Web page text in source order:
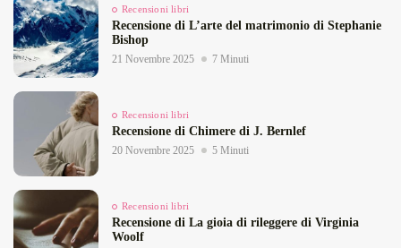
Recensioni libri
Recensione di L’arte del matrimonio di Stephanie
Bishop
21 Novembre 2025 7 Minuti
Recensioni libri
Recensione di Chimere di J. Bernlef
20 Novembre 2025 5 Minuti
Recensioni libri
Recensione di La gioia di rileggere di Virginia
Woolf